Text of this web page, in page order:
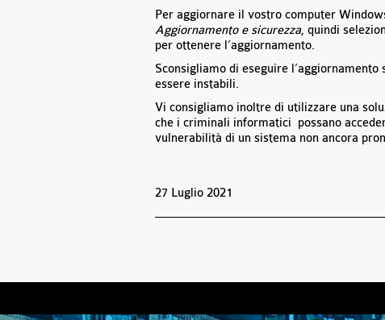
Per aggiornare il vostro computer
Aggiornamento e sicurezza, quindi
per ottenere l’aggiornamento.
Sconsigliamo di eseguire
essere instabili.
Vi consigliamo inoltre di utilizzare una
che i criminali informatici possano
vulnerabilità di un sistema non ancora
27 Luglio 2021